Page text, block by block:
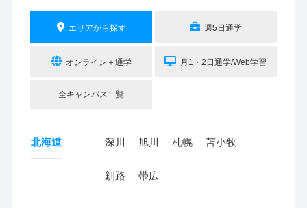
エリアから探す 週5日通学
オンライン＋通学 月1・2日通学/Web学習
全キャンパス一覧
北海道 深川 旭川 札幌 苫小牧
釧路 帯広